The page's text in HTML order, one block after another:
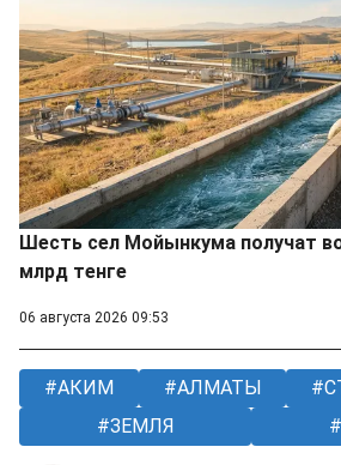
Шесть сел Мойынкума получат
млрд тенге
06 августа 2026 09:53
АКИМ АЛМАТЫ
ЗЕМЛЯ